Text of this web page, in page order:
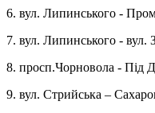
6. вул. Липинського -
7. вул. Липинського - вул.
8. просп.Чорновола - Під
9. вул. Стрийська –